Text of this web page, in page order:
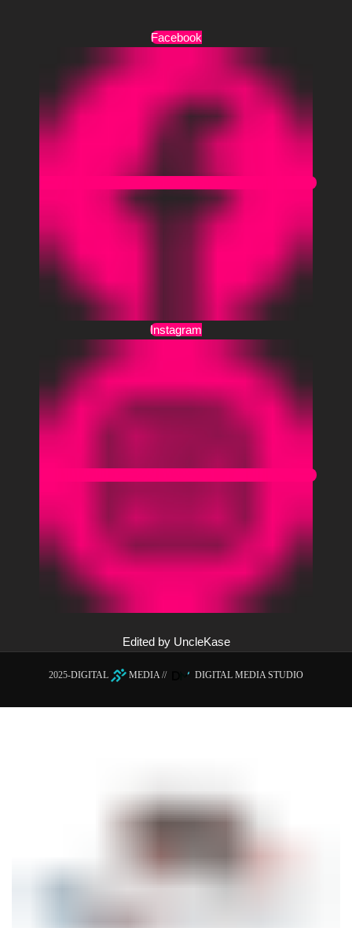
Facebook
Instagram
Edited by UncleKase
2025-DIGITAL MEDIA // DIGITAL MEDIA STUDIO